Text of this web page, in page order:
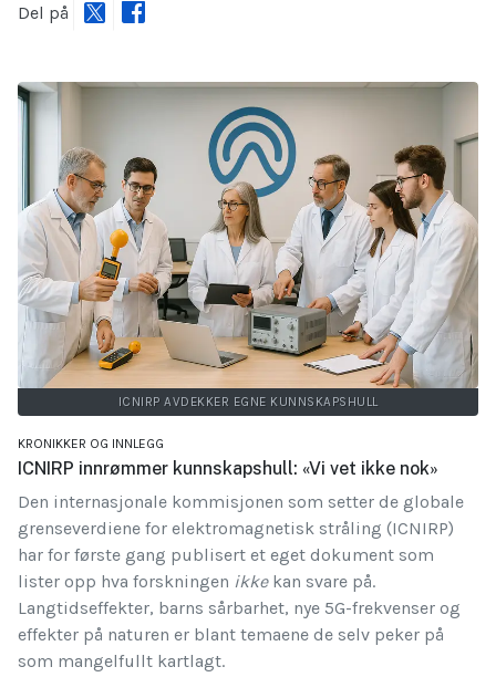
Del på
ICNIRP AVDEKKER EGNE KUNNSKAPSHULL
KRONIKKER OG INNLEGG
ICNIRP innrømmer kunnskapshull: «Vi vet ikke nok»
Den internasjonale kommisjonen som setter de globale
grenseverdiene for elektromagnetisk stråling (ICNIRP)
har for første gang publisert et eget dokument som
lister opp hva forskningen ikkekan svare på.
Langtidseffekter, barns sårbarhet, nye 5G-frekvenser og
effekter på naturen er blant temaene de selv peker på
som mangelfullt kartlagt.